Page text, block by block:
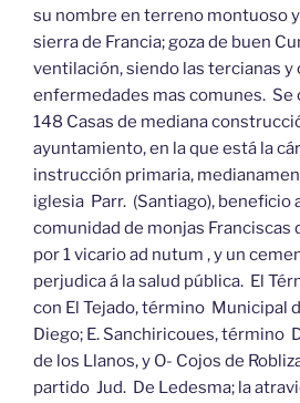
su nombre en terreno montuoso
sierra de Francia; goza de buen
ventilación, siendo las tercianas y
enfermedades mas comunes. Se
148 Casas de mediana
ayuntamiento, en la que está la
instrucción primaria,
iglesia Parr. (Santiago), beneficio
comunidad de monjas Franciscas
por 1 vicario ad nutum , y un
perjudica á la salud pública. El
con El Tejado, término Municipal
Diego; E. Sanchiricoues, término
de los Llanos, y O- Cojos de
partido Jud. De Ledesma; la